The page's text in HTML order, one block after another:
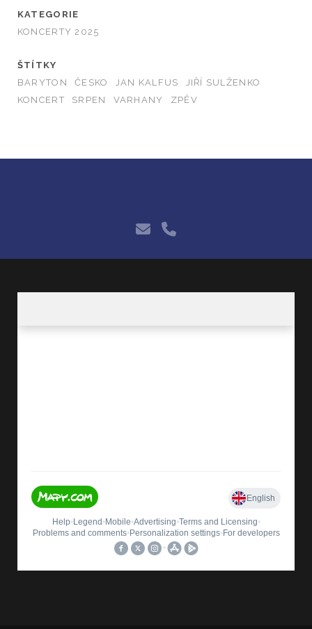
KATEGORIE
KONCERTY 2025
ŠTÍTKY
BARYTON
ČESKO JAN KALFUS
JIŘÍ SULŽENKO
KONCERT
SRPEN VARHANY ZPĚV
e-
phone